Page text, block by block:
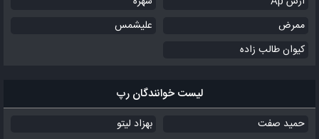
ممرض
علیشمس
کیوان طالب زاده
لیست خوانندگان رپ
حمید صفت
بهزاد لیتو